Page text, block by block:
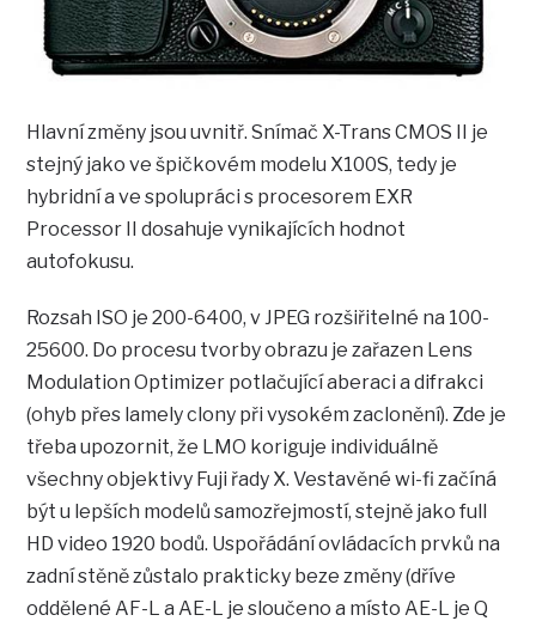
Hlavní změny jsou uvnitř. Snímač X-Trans CMOS II je
stejný jako ve špičkovém modelu X100S, tedy je
hybridní a ve spolupráci s procesorem EXR
Processor II dosahuje vynikajících hodnot
autofokusu.
Rozsah ISO je 200-6400, v JPEG rozšiřitelné na 100-
25600. Do procesu tvorby obrazu je zařazen Lens
Modulation Optimizer potlačující aberaci a difrakci
(ohyb přes lamely clony při vysokém zaclonění). Zde je
třeba upozornit, že LMO koriguje individuálně
všechny objektivy Fuji řady X. Vestavěné wi-fi začíná
být u lepších modelů samozřejmostí, stejně jako full
HD video 1920 bodů. Uspořádání ovládacích prvků na
zadní stěně zůstalo prakticky beze změny (dříve
oddělené AF-L a AE-L je sloučeno a místo AE-L je Q